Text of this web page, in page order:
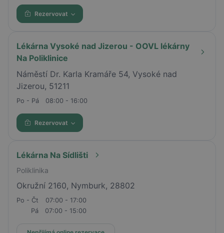
Rezervovat
Lékárna Vysoké nad Jizerou - OOVL lékárny
Na Poliklinice
Náměstí Dr. Karla Kramáře 54, Vysoké nad
Jizerou, 51211
Po - Pá 08:00 - 16:00
Rezervovat
Lékárna Na Sídlišti
Poliklinika
Okružní 2160, Nymburk, 28802
Po - Čt
07:00 - 17:00
Pá
07:00 - 15:00